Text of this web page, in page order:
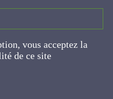
vous acceptez la
de ce site